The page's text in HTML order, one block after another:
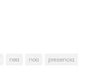
nea noa
presencia